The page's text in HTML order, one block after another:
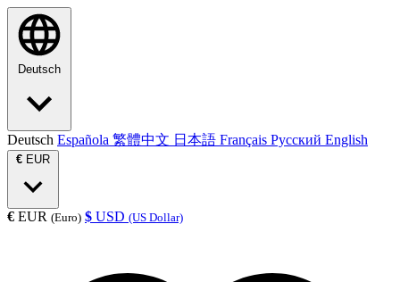
Deutsch
Deutsch Española 繁體中文 日本語 Français Русский English
€ EUR
€ EUR (Euro) $ USD (US Dollar)